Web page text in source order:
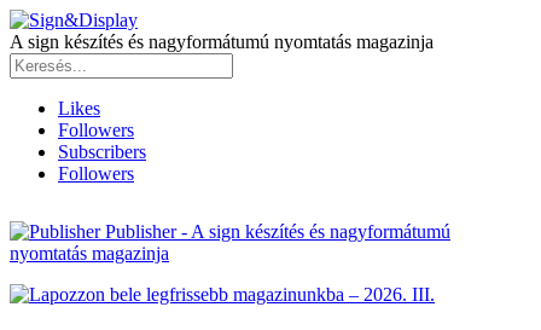
A sign készítés és nagyformátumú nyomtatás magazinja
Likes
Followers
Subscribers
Followers
Publisher - A sign készítés és nagyformátumú
nyomtatás magazinja